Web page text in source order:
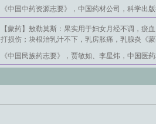
《中国中药资源志要》，中国药材公司，科学出
【蒙药】敖勒莫斯：果实用于妇女月经不调，
打损伤；块根治乳汁不下，乳房胀痛，乳腺炎《
《中国民族药志要》，贾敏如、李星炜，中国医